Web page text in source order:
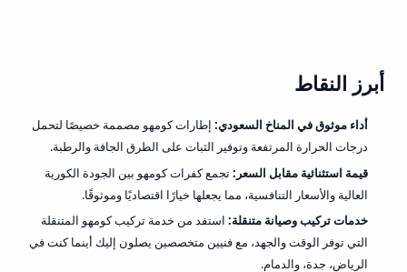
أبرز النقاط
أداء موثوق في المناخ السعودي: إطارات كومهو مصممة خصيصًا لتحمل
درجات الحرارة المرتفعة وتوفير الثبات على الطرق الجافة والرطبة.
قيمة استثنائية مقابل السعر:تجمع كفرات كومهو بين الجودة الكورية
العالية والأسعار التنافسية، مما يجعلها خيارًا اقتصاديًا وموثوقًا.
خدمات تركيب وصيانة متنقلة: استفد من خدمة تركيب كومهو المتنقلة
التي توفر الوقت والجهد، مع فنيين متخصصين يصلون إليك أينما كنت في
الرياض، جدة، والدمام.